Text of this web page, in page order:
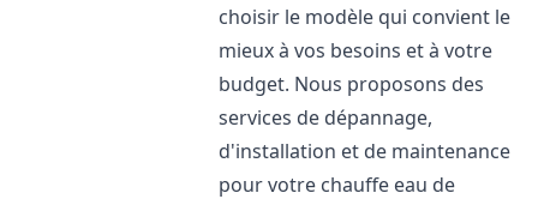
choisir le modèle qui convient le
mieux à vos besoins et à votre
budget. Nous proposons des
services de dépannage,
d'installation et de maintenance
pour votre chauffe eau de